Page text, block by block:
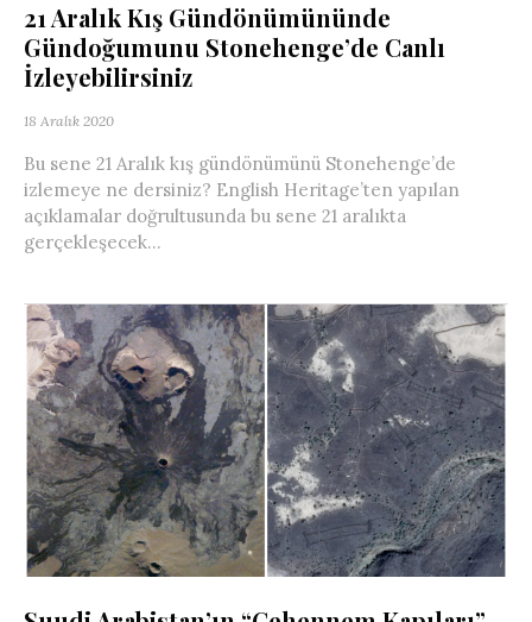
21 Aralık Kış Gündönümününde
Gündoğumunu Stonehenge’de Canlı
İzleyebilirsiniz
18 Aralık 2020
Bu sene 21 Aralık kış gündönümünü Stonehenge’de
izlemeye ne dersiniz? English Heritage’ten yapılan
açıklamalar doğrultusunda bu sene 21 aralıkta
gerçekleşecek...